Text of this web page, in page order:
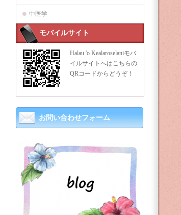
中医学
モバイルサイト
Halau 'o Kealaroselaniモバ
イルサイトへはこちらの
QRコードからどうぞ！
お問い合わせフォーム